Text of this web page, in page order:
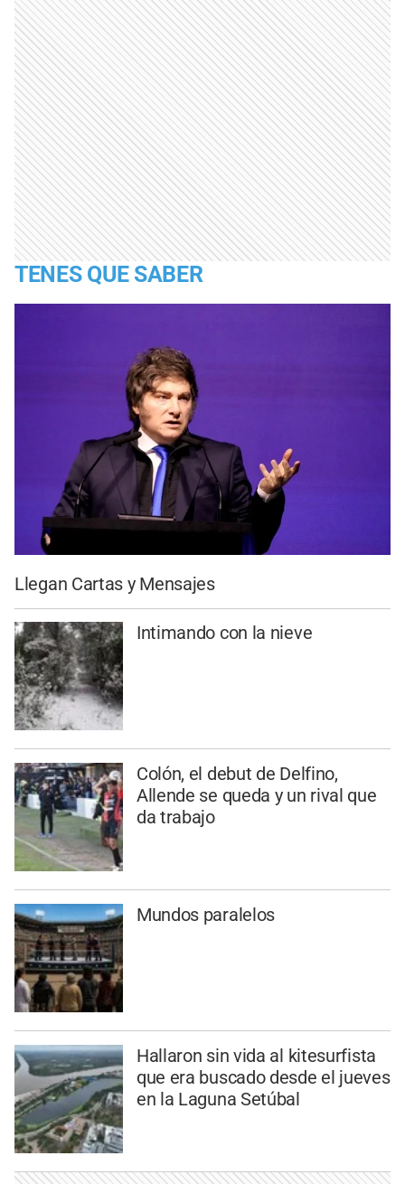
TENES QUE SABER
Llegan Cartas y Mensajes
Intimando con la nieve
Colón, el debut de Delfino,
Allende se queda y un rival que
da trabajo
Mundos paralelos
Hallaron sin vida al kitesurfista
que era buscado desde el jueves
en la Laguna Setúbal